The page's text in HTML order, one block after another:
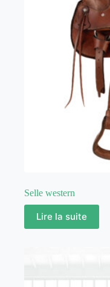
Selle western
Lire la suite